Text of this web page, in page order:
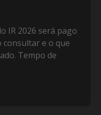
IR 2026 será pago
consultar e o que
Tempo de